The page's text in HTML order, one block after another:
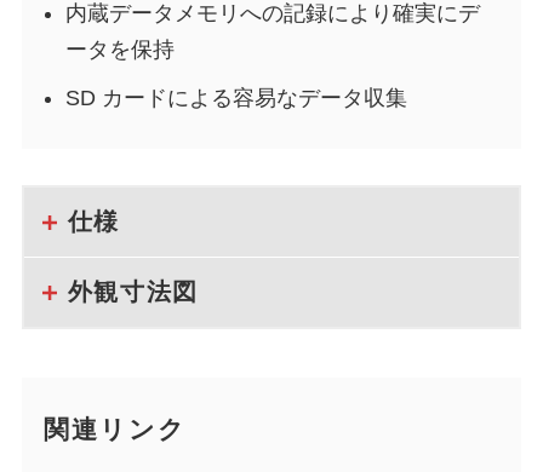
内蔵データメモリへの記録により確実にデ
ータを保持
SD カードによる容易なデータ収集
仕様
外観寸法図
関連リンク